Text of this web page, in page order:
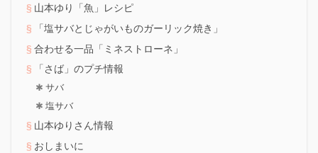
山本ゆり「魚」レシピ
「塩サバとじゃがいものガーリック焼き」
合わせる一品「ミネストローネ」
「さば」のプチ情報
サバ
塩サバ
山本ゆりさん情報
おしまいに